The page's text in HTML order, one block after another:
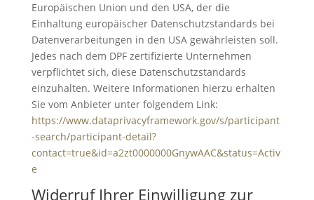
Europäischen Union und den USA, der die
Einhaltung europäischer Datenschutzstandards bei
Datenverarbeitungen in den USA gewährleisten soll.
Jedes nach dem DPF zertifizierte Unternehmen
verpflichtet sich, diese Datenschutzstandards
einzuhalten. Weitere Informationen hierzu erhalten
Sie vom Anbieter unter folgendem Link:
https://www.dataprivacyframework.gov/s/participant
-search/participant-detail?
contact=true&id=a2zt0000000GnywAAC&status=Activ
e
Widerruf Ihrer Einwilligung zur